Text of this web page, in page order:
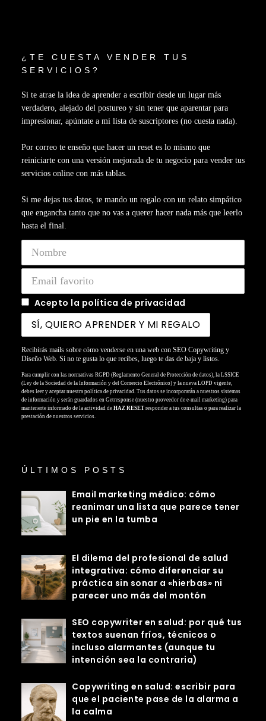
¿TE CUESTA VENDER TUS
SERVICIOS?
Si te atrae la idea de aprender a escribir desde un lugar más
verdadero, alejado del postureo y sin tener que aparentar para
impresionar, apúntate a mi lista de suscriptores (no cuesta nada).
Por correo te enseño que hacer un reset es lo mismo que
reiniciarte con una versión mejorada de tu negocio para vender tus
servicios online con más tablas.
Si me dejas tus datos, te mando un regalo con un relato simpático
que engancha tanto que no vas a querer hacer nada más que leerlo
hasta el final.
Acepto la política de privacidad
Recibirás mails sobre cómo venderse en una web con SEO Copywriting y
Diseño Web. Si no te gusta lo que recibes, luego te das de baja y listos.
Para cumplir con las normativas RGPD (Reglamento General de Protección de datos), la LSSICE
(Ley de la Sociedad de la Información y del Comercio Electrónico) y la nueva LOPD vigente,
debes leer y aceptar nuestra política de privacidad. Tus datos se incorporarán a nuestros sistemas
de información y serán guardados en Getresponse (nuestro proveedor de e-mail marketing) para
mantenerte informado de la actividad de HAZ RESETresponder a tus consultas o para realizar la
prestación de nuestros servicios.
ÚLTIMOS POSTS
Email marketing médico: cómo
reanimar una lista que parece tener
un pie en la tumba
El dilema del profesional de salud
integrativa: cómo diferenciar su
práctica sin sonar a «hierbas» ni
parecer uno más del montón
SEO copywriter en salud: por qué tus
textos suenan fríos, técnicos o
incluso alarmantes (aunque tu
intención sea la contraria)
Copywriting en salud: escribir para
que el paciente pase de la alarma a
la calma